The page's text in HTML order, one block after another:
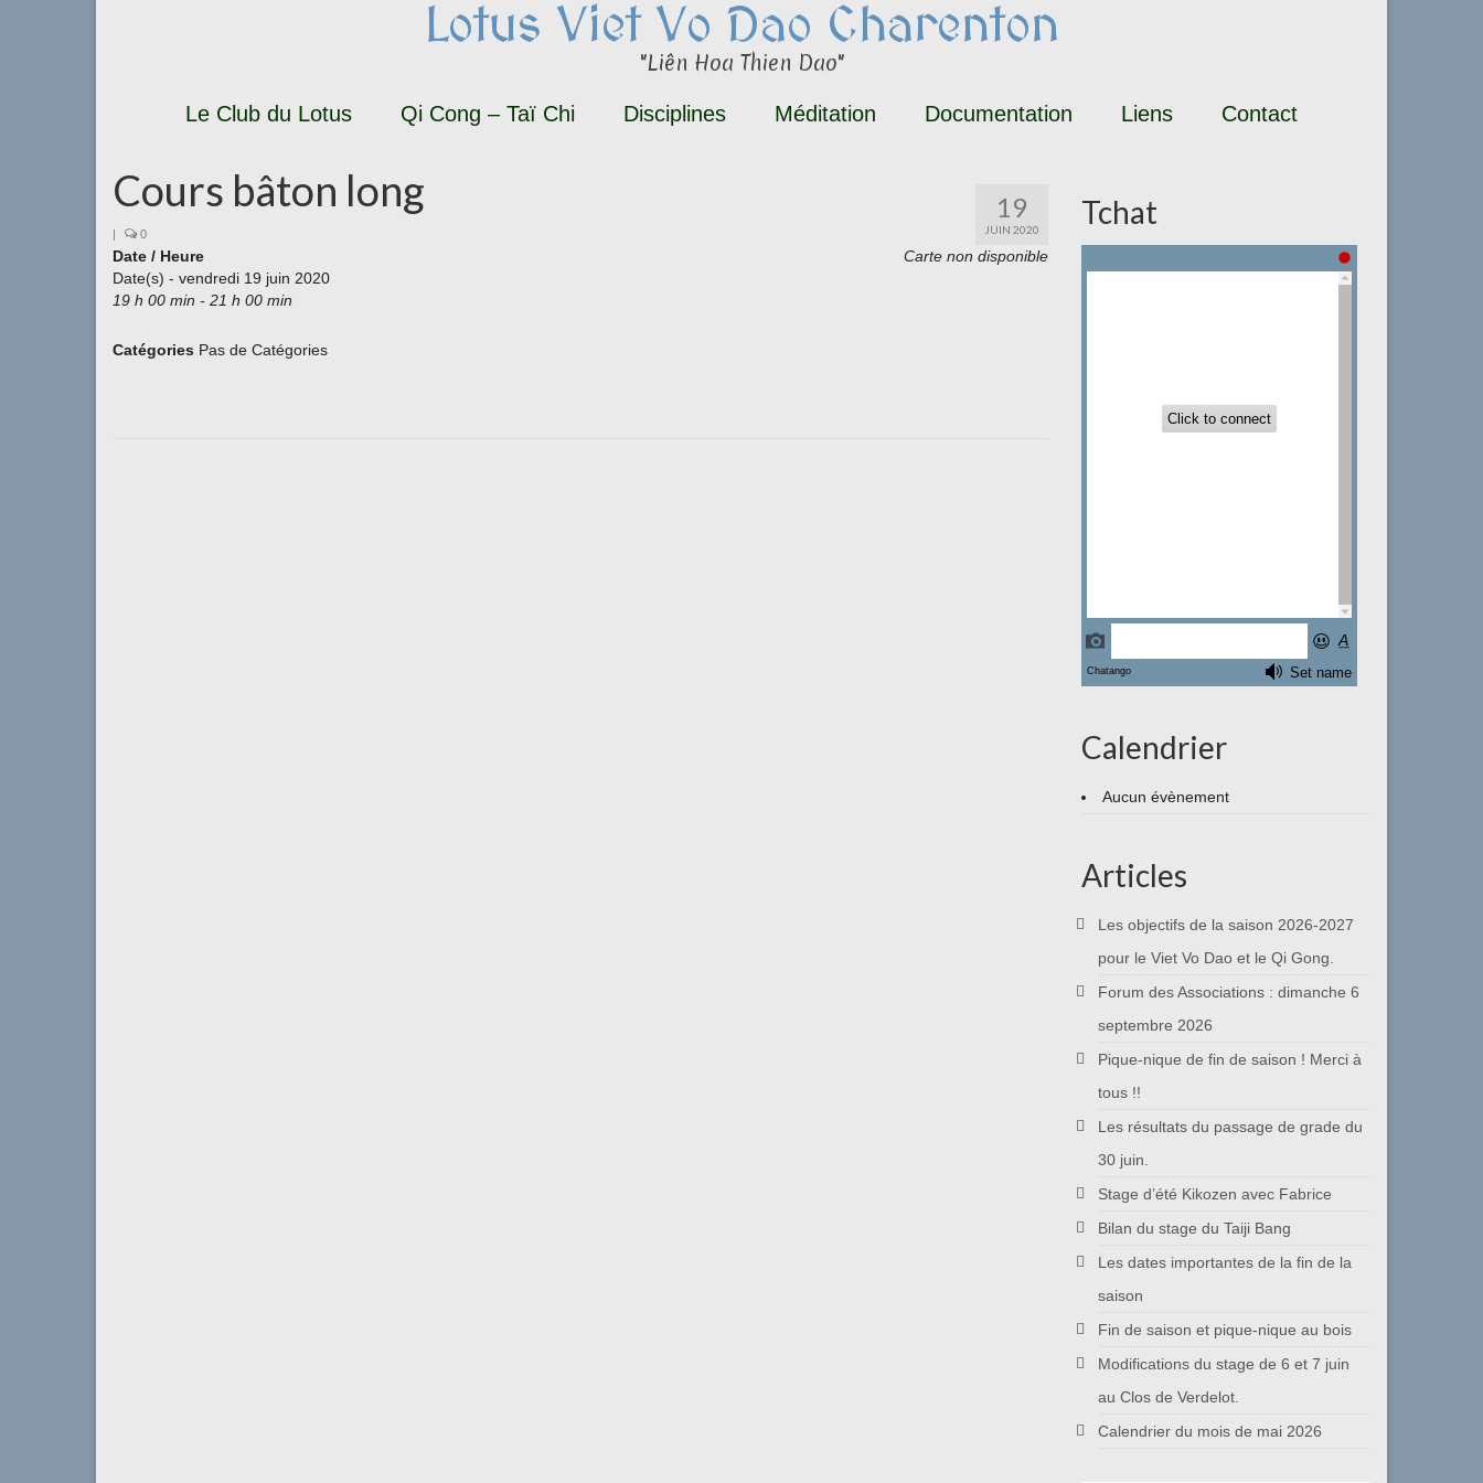
Lotus Viet Vo Dao Charenton
"Liên Hoa Thien Dao"
Le Club du Lotus Qi Cong – Taï Chi Disciplines Méditation Documentation Liens Contact
19
JUIN 2020
Cours bâton long
| 0
Carte non disponible
Date / Heure
Date(s) - vendredi 19 juin 2020
19 h 00 min - 21 h 00 min
Catégories Pas de Catégories
Tchat
Calendrier
Aucun évènement
Articles
Les objectifs de la saison 2026-2027
pour le Viet Vo Dao et le Qi Gong.
Forum des Associations : dimanche 6
septembre 2026
Pique-nique de fin de saison ! Merci à
tous !!
Les résultats du passage de grade du
30 juin.
Stage d’été Kikozen avec Fabrice
Bilan du stage du Taiji Bang
Les dates importantes de la fin de la
saison
Fin de saison et pique-nique au bois
Modifications du stage de 6 et 7 juin
au Clos de Verdelot.
Calendrier du mois de mai 2026